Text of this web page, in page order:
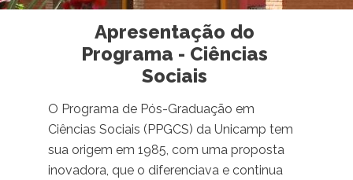
Apresentação do
Programa - Ciências
Sociais
O Programa de Pós-Graduação em
Ciências Sociais (PPGCS) da Unicamp tem
sua origem em 1985, com uma proposta
inovadora, que o diferenciava e continua